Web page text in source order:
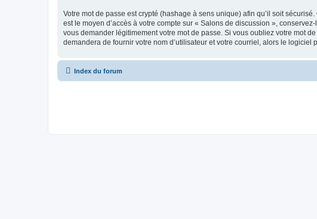
Votre mot de passe est crypté (hashage à sens unique) afin qu’il soit
est le moyen d’accès à votre compte sur « Salons de discussion »,
vous demander légitimement votre mot de passe. Si vous oubliez votre mot
demandera de fournir votre nom d’utilisateur et votre courriel, alors le
Index du forum